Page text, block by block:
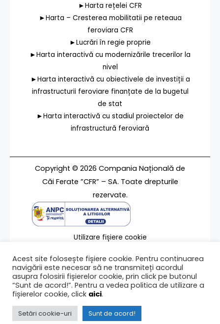
►Harta rețelei CFR
►Harta – Cresterea mobilitatii pe reteaua
feroviara CFR
►Lucrări în regie proprie
►Harta interactivă cu modernizările trecerilor la
nivel
►Harta interactivă cu obiectivele de investiții a
infrastructurii feroviare finanțate de la bugetul
de stat
►Harta interactivă cu stadiul proiectelor de
infrastructură feroviară
Copyright © 2026 Compania Națională de
Căi Ferate ”CFR” – SA. Toate drepturile
rezervate.
Utilizare fișiere cookie
Contact
Ultima modificare a paginii 13/02/2024
Acest site folosește fișiere cookie. Pentru continuarea
navigării este necesar să ne transmiteți acordul
asupra folosirii fișierelor cookie, prin click pe butonul
“Sunt de acord!”. Pentru a vedea politica de utilizare a
fișierelor cookie, click aici.
Setări cookie-uri Sunt de acord!